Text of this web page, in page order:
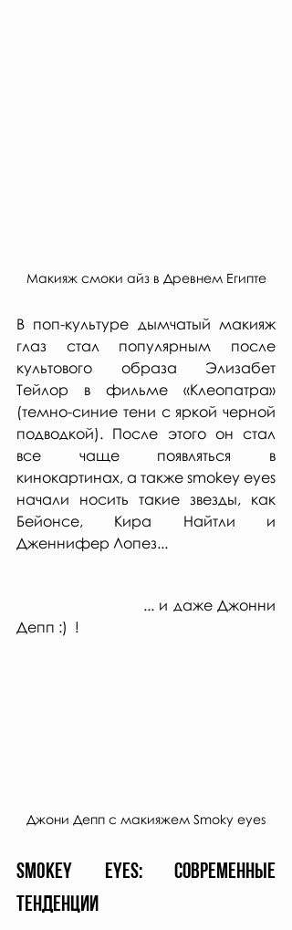
Макияж смоки айз в Древнем Египте
В поп-культуре дымчатый макияж
глаз стал популярным после
культового образа Элизабет
Тейлор в фильме «Клеопатра»
(темно-синие тени с яркой черной
подводкой). После этого он стал
все чаще появляться в
кинокартинах, а также smokey eyes
начали носить такие звезды, как
Бейонсе, Кира Найтли и
Дженнифер Лопез...
Депп :)  !
Джони Депп с макияжем Smoky eyes
Smokey Eyes: современные
тенденции